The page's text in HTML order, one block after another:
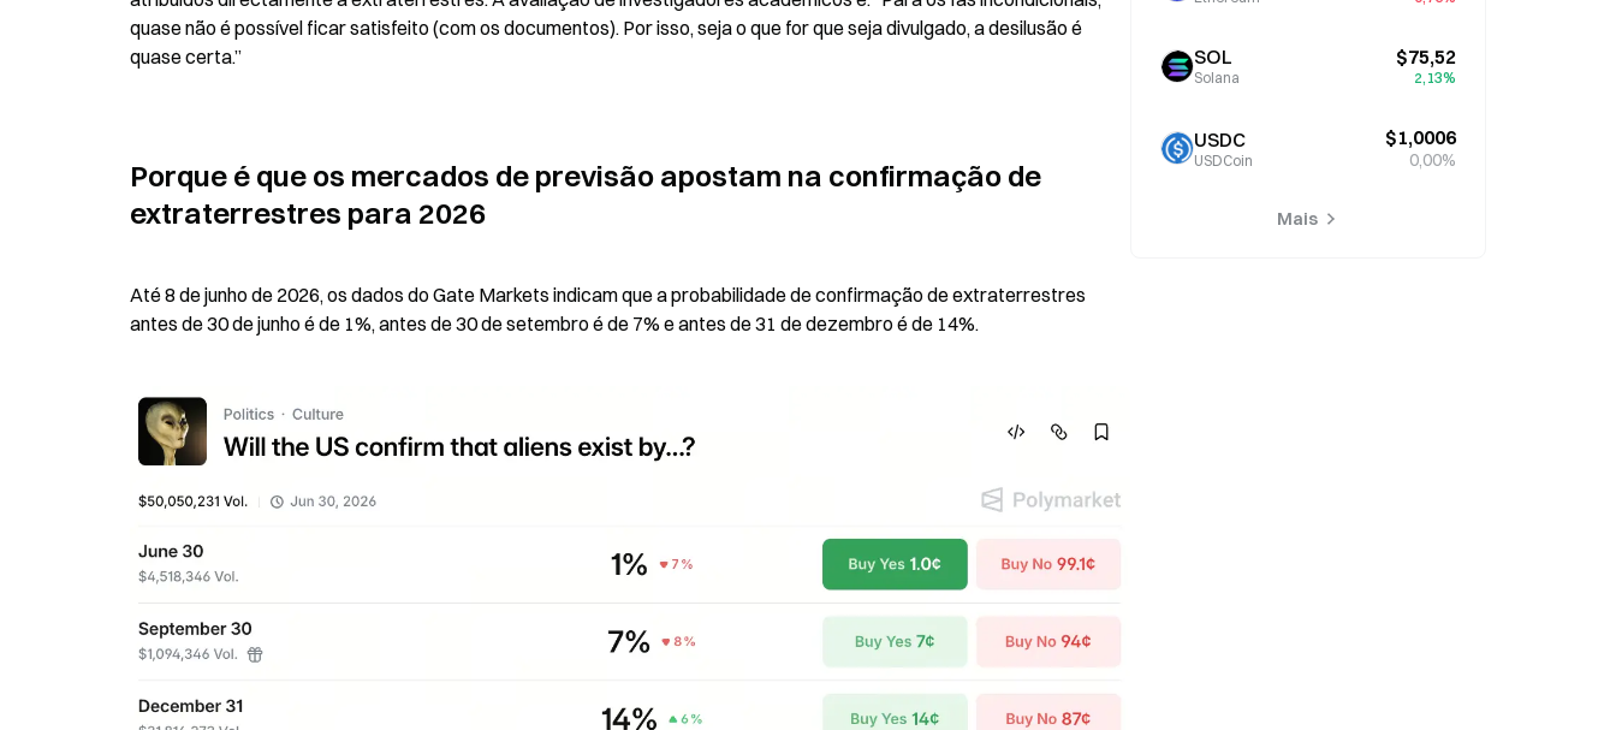
quase não é possível ficar satisfeito (com os documentos). Por isso, seja o que for que seja divulgado, a desilusão é
quase certa.”
Porque é que os mercados de previsão apostam na confirmação de
extraterrestres para 2026
Até 8 de junho de 2026, os dados do Gate Markets indicam que a probabilidade de confirmação de extraterrestres
antes de 30 de junho é de 1%, antes de 30 de setembro é de 7% e antes de 31 de dezembro é de 14%.
SOL
Solana
$75,52
2,13%
USDC
USDCoin
$1,0006
0,00%
Mais